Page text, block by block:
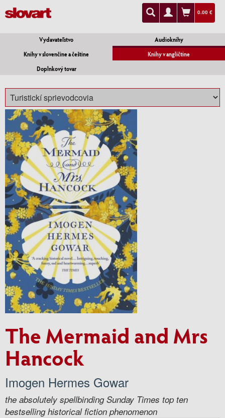
0.00 €
Vydavateľstvo
Audioknihy
Knihy v slovenčine a češtine
Knihy v angličtine
Doplnkový tovar
The Mermaid and Mrs
Hancock
Imogen Hermes Gowar
the absolutely spellbinding Sunday Times top ten
bestselling historical fiction phenomenon